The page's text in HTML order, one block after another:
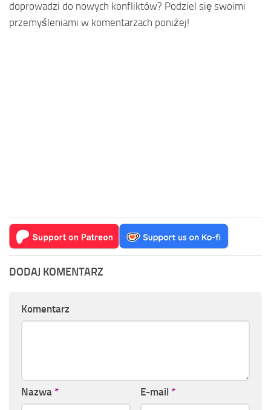
doprowadzi do nowych konfliktów? Podziel się swoimi
przemyśleniami w komentarzach poniżej!
DODAJ KOMENTARZ
Komentarz
Nazwa * E-mail *